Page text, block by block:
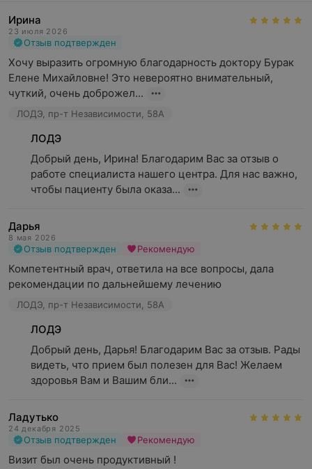
Ирина
23 июля 2026
Отзыв подтвержден
Хочу выразить огромную благодарность доктору Бурак
Елене Михайловне! Это невероятно внимательный,
чуткий, очень доброжел...
ЛОДЭ, пр-т Независимости, 58А
ЛОДЭ
Добрый день, Ирина! Благодарим Вас за отзыв о
работе специалиста нашего центра. Для нас важно,
чтобы пациенту была оказа...
Дарья
8 мая 2026
Отзыв подтвержден Рекомендую
Компетентный врач, ответила на все вопросы, дала
рекомендации по дальнейшему лечению
ЛОДЭ, пр-т Независимости, 58А
ЛОДЭ
Добрый день, Дарья! Благодарим Вас за отзыв. Рады
видеть, что прием был полезен для Вас! Желаем
здоровья Вам и Вашим бли...
Ладутько
24 декабря 2025
Отзыв подтвержден Рекомендую
Визит был очень продуктивный !